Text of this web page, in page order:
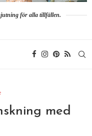
för alla tillfällen.
med